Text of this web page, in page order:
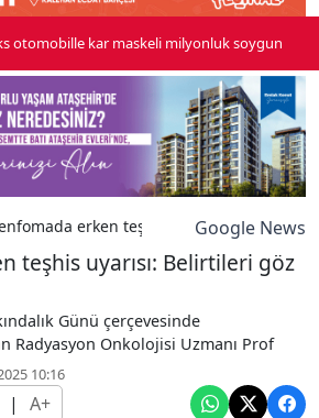
otomobille kar maskeli milyonluk soygun
erken teşhis uyarısı: Belirtileri
Google News
teşhis uyarısı: Belirtileri göz
Günü çerçevesinde
Radyasyon Onkolojisi Uzmanı Prof
10:16
| A+